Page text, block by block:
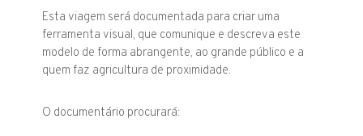
Esta viagem será documentada para criar uma
ferramenta visual, que comunique e descreva este
modelo de forma abrangente, ao grande público e a
quem faz agricultura de proximidade.
O documentário procurará: